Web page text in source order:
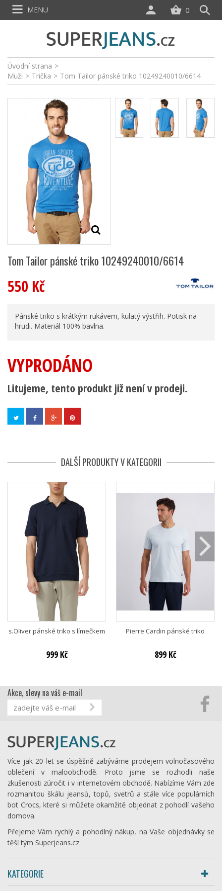
Úvodní strana >
Muži > Trička > Tom Tailor pánské triko 10249240010/6614
Tom Tailor pánské triko 10249240010/6614
550 Kč
Pánské triko s krátkým rukávem, kulatý výstřih. Potisk na
hrudi. Materiál 100% bavlna.
VYPRODÁNO
Litujeme, tento produkt již není v prodeji.
DALŠÍ PRODUKTY V KATEGORII
s.Oliver pánské triko s límečkem
999 Kč
Pierre Cardin pánské triko
899 Kč
0
MENU
Akce, slevy na váš e-mail
Více jak 20 let se úspěšně zabýváme prodejem volnočasového
oblečení v maloobchodě. Proto jsme se rozhodli naše
zkušenosti zúročit i v internetovém obchodě. Nabízíme Vám zde
rozmanitou škálu jeansů, topů, svetrů a stále více populárních
bot Crocs, které si můžete okamžitě objednat z pohodlí vašeho
domova.
Přejeme Vám rychlý a pohodlný nákup, na Vaše objednávky se
těší tým Superjeans.cz
KATEGORIE